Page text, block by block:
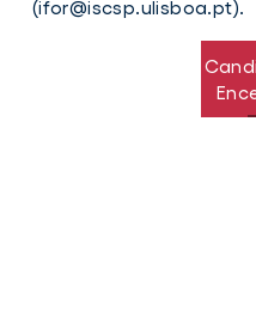
(ifor@iscsp.ulisboa.pt).